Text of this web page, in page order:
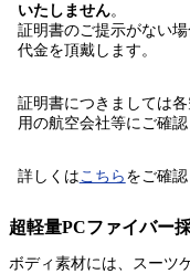
いたしません。
証明書のご提示がない
代金を頂戴します。
証明書につきましては
用の航空会社等にご確認
詳しくは こちら をご確認
超軽量PCファイバー
ボディ素材には、スーツ